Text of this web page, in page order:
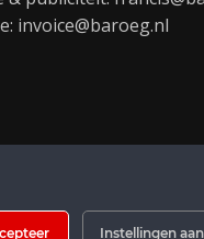
invoice@baroeg.nl
Instellingen